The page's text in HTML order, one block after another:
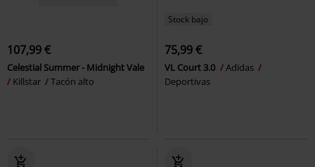
107,99 €
Celestial Summer - Midnight Vale
Killstar
Tacón alto
Stock bajo
75,99 €
VL Court 3.0
Adidas
Deportivas